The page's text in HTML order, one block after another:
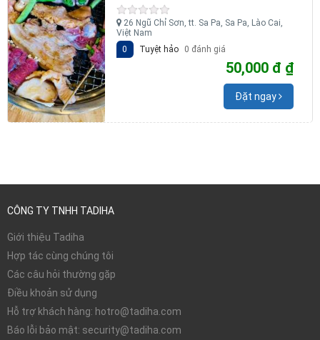
26 Ngũ Chỉ Sơn, tt. Sa Pa, Sa Pa, Lào Cai,
Việt Nam
Tuyệt hảo
0 đánh giá
0
50,000 đ ₫
Đặt ngay
CÔNG TY TNHH TADIHA
Giới thiệu Tadiha
Hợp tác cùng chúng tôi
Các câu hỏi thường gặp
Điều khoản sử dụng
Hỗ trợ khách hàng: hotro@tadiha.com
Báo lỗi bảo mật: security@tadiha.com